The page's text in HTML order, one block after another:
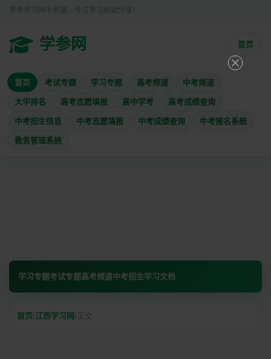
学参网 首页
首页 考试专题 学习专题 高考频道 中考频道
大学排名 高考志愿填报 高中学考 高考成绩查询
中考招生信息 中考志愿填报 中考成绩查询 中考报名系统
教务管理系统
学习专题考试专题高考频道中考招生学习文档
首页/江西学习网 / 正文